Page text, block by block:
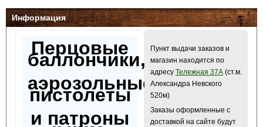
Информация
Перцовые
баллончики,
аэрозольные
пистолеты
и патроны
Пункт выдачи заказов и
магазин находится по
адресу Тележная 37А (ст.м.
Александра Невского
520м)
Заказы оформленные с
доставкой на сайте будут